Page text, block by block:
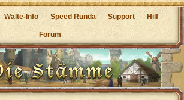
Wälte-Info - Speed Rundä - Support - Hilf -
Forum